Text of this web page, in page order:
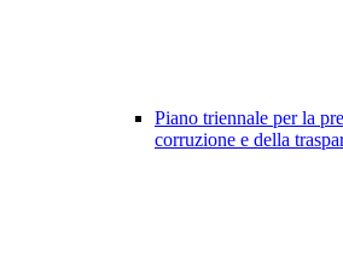
Piano triennale per la
corruzione e della